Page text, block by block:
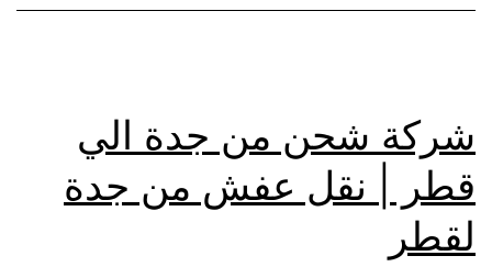
شركة شحن من جدة الي
قطر | نقل عفش من جدة
لقطر